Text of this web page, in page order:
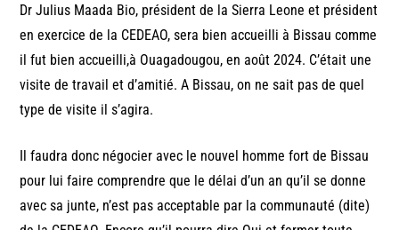
Dr Julius Maada Bio, président de la Sierra Leone et président
en exercice de la CEDEAO, sera bien accueilli à Bissau comme
il fut bien accueilli,à Ouagadougou, en août 2024. C’était une
visite de travail et d’amitié. A Bissau, on ne sait pas de quel
type de visite il s’agira.
Il faudra donc négocier avec le nouvel homme fort de Bissau
pour lui faire comprendre que le délai d’un an qu’il se donne
avec sa junte, n’est pas acceptable par la communauté (dite)